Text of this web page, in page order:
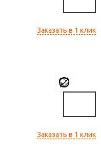
Заказать в 1 клик
Заказать в 1 клик